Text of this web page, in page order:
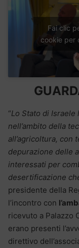
Fai clic
cookie per
“Lo Stato di
nell’ambito della
all’agricoltura, con
depurazione delle
interessati per
desertificazione
presidente della
l’incontro con
ricevuto a Palazzo
erano presenti
direttivo